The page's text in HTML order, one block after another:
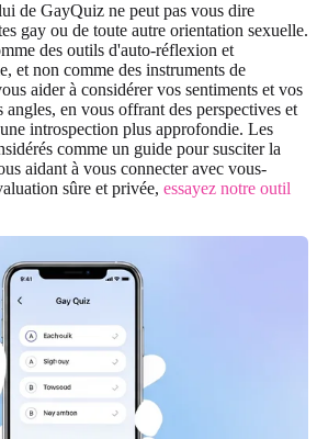
de GayQuiz ne peut pas vous dire
gay ou de toute autre orientation sexuelle.
des outils d'auto-réflexion et
et non comme des instruments de
aider à considérer vos sentiments et vos
angles, en vous offrant des perspectives et
introspection plus approfondie. Les
comme un guide pour susciter la
aidant à vous connecter avec vous-
sûre et privée, essayez notre outil